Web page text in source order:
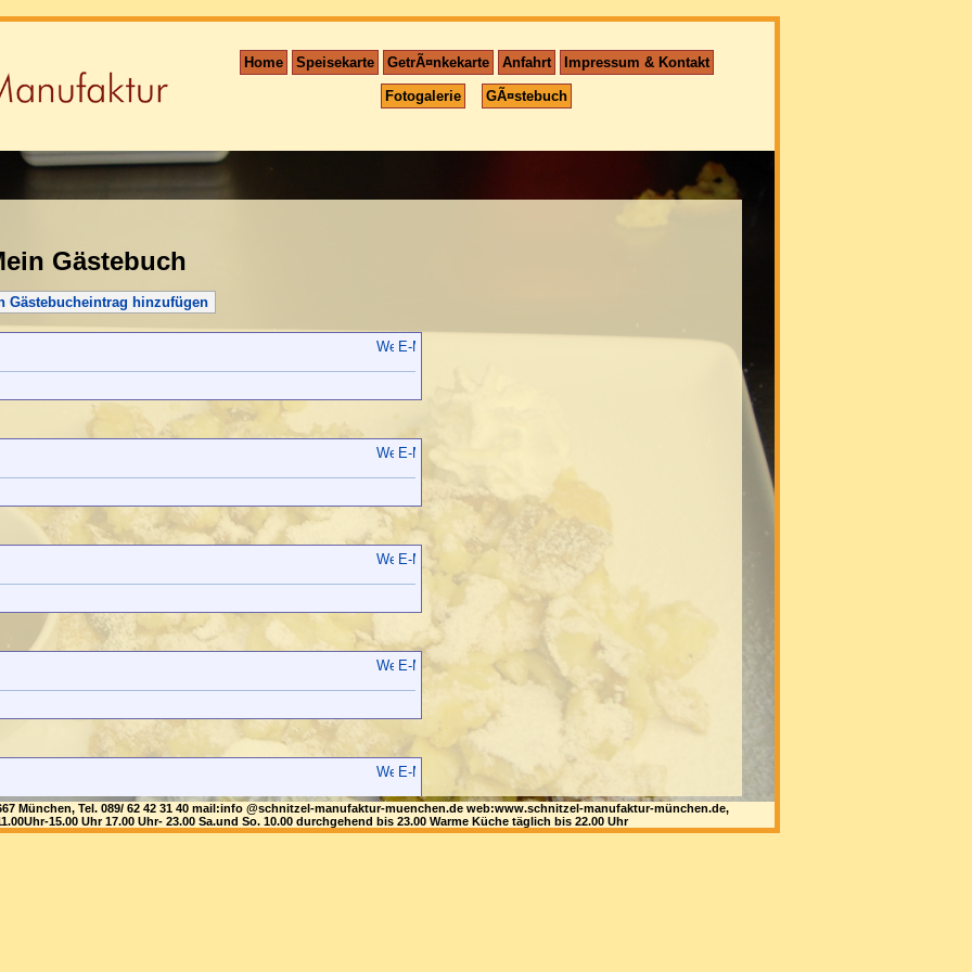
Home Speisekarte GetrÃ¤nkekarte Anfahrt Impressum & Kontakt
Fotogalerie GÃ¤stebuch
Gästebuch
Gästebucheintrag hinzufügen
München, Tel. 089/ 62 42 31 40 mail:info @schnitzel-manufaktur-muenchen.de web:www.schnitzel-manufaktur-münchen.de,
15.00 Uhr 17.00 Uhr- 23.00 Sa.und So. 10.00 durchgehend bis 23.00 Warme Küche täglich bis 22.00 Uhr